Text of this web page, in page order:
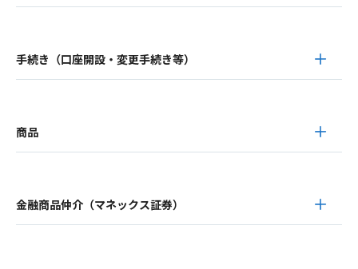
手続き（口座開設・変更手続き等）
商品
金融商品仲介（マネックス証券）